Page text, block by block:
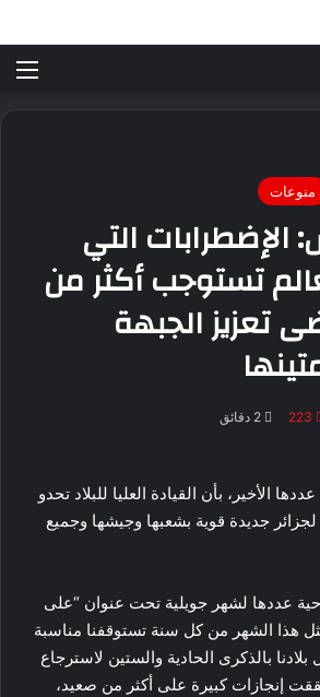
منوعات
الإضطرابات التي
تستوجب أكثر من
الجبهة
223
الأخير، بأن القيادة العليا للبلاد تحدو
جديدة قوية بشعبها وجيشها وجميع
عددها لشهر جويلية تحت عنوان “على
هذا الشهر من كل سنة تستوقفنا مناسبة
بالذكرى الحادية والستين لاسترجاع
إنجازات كبيرة على أكثر من صعيد،